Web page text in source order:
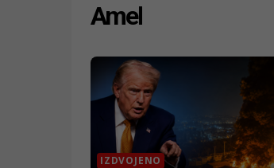
Amel
IZDVOJENO